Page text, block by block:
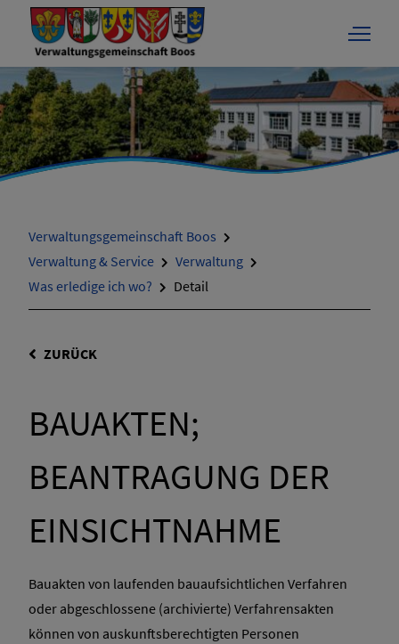
Verwaltungsgemeinschaft Boos
Verwaltung & Service
Verwaltung
Was erledige ich wo?
Detail
ZURÜCK
BAUAKTEN;
BEANTRAGUNG DER
EINSICHTNAHME
Bauakten von laufenden bauaufsichtlichen Verfahren
oder abgeschlossene (archivierte) Verfahrensakten
können von auskunftsberechtigten Personen